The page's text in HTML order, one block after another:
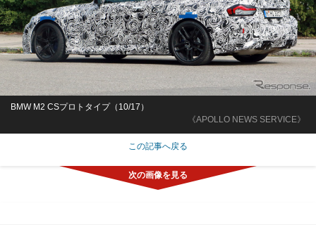
《APOLLO NEWS SERVICE》
BMW M2 CSプロトタイプ（10/17）
この記事へ戻る